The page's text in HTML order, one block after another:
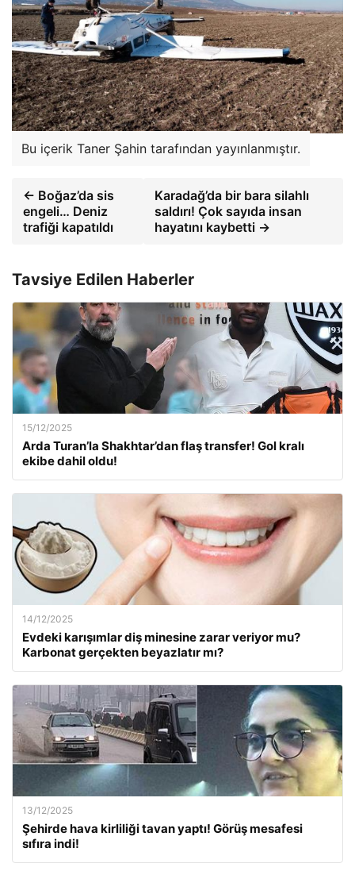
Bu içerik Taner Şahin tarafından yayınlanmıştır.
← Boğaz’da sis
engeli… Deniz
trafiği kapatıldı
Karadağ’da bir bara silahlı
saldırı! Çok sayıda insan
hayatını kaybetti →
Tavsiye Edilen Haberler
15/12/2025
Arda Turan’la Shakhtar’dan flaş transfer! Gol kralı
ekibe dahil oldu!
14/12/2025
Evdeki karışımlar diş minesine zarar veriyor mu?
Karbonat gerçekten beyazlatır mı?
13/12/2025
Şehirde hava kirliliği tavan yaptı! Görüş mesafesi
sıfıra indi!